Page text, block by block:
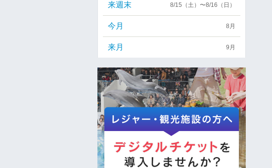
来週末 8/15（土）〜8/16（日）
今月 8月
来月 9月